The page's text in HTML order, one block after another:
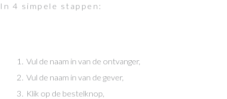
In 4 simpele stappen:
Vul de naam in van de ontvanger,
Vul de naam in van de gever,
Klik op de bestelknop,